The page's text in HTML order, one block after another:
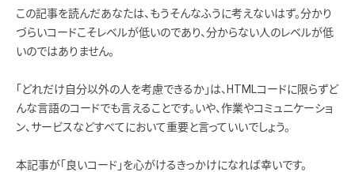
この記事を読んだあなたは、もうそんなふうに考えないはず。分かり
づらいコードこそレベルが低いのであり、分からない人のレベルが低
いのではありません。
「どれだけ自分以外の人を考慮できるか」は、HTMLコードに限らずど
んな言語のコードでも言えることです。いや、作業やコミュニケーショ
ン、サービスなどすべてにおいて重要と言っていいでしょう。
本記事が「良いコード」を心がけるきっかけになれば幸いです。